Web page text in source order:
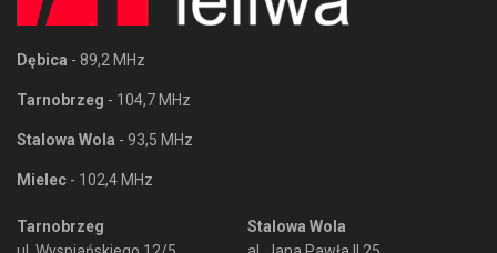
Dębica - 89,2 MHz
Tarnobrzeg - 104,7 MHz
Stalowa Wola - 93,5 MHz
Mielec - 102,4 MHz
Tarnobrzeg
Stalowa Wola